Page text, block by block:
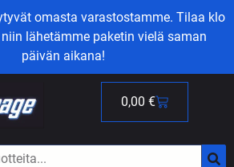
omasta varastostamme. Tilaa klo
lähetämme paketin vielä saman
päivän aikana!
0,00 €